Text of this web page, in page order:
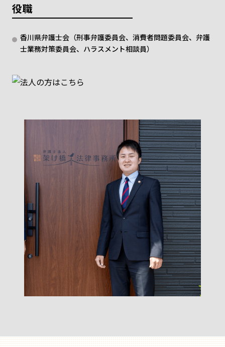
役職
香川県弁護士会（刑事弁護委員会、消費者問題委員会、弁護
士業務対策委員会、ハラスメント相談員）